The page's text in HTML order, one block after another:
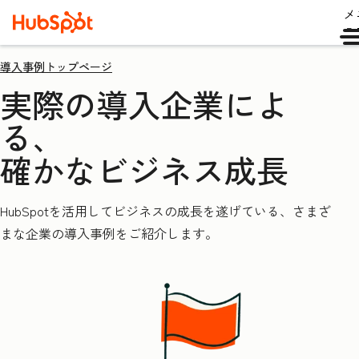
導入事例トップページ
実際の導入企業によ
る、
確かなビジネス成長
HubSpotを活用してビジネスの成長を遂げている、さまざ
まな企業の導入事例をご紹介します。